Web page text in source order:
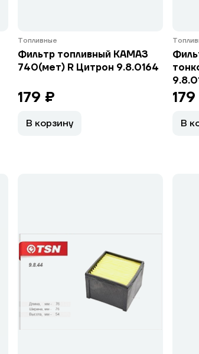
Топливные
Фильтр топливный КАМАЗ
740(мет) R Цитрон 9.8.0164
179 ₽
В корзину В